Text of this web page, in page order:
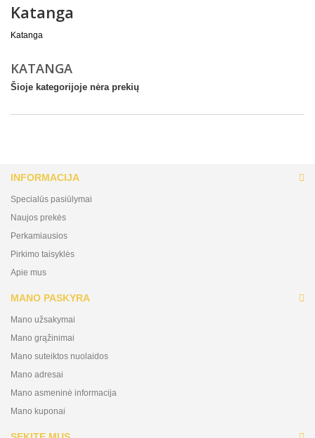
Katanga
Katanga
KATANGA
Šioje kategorijoje nėra prekių
INFORMACIJA
Specialūs pasiūlymai
Naujos prekės
Perkamiausios
Pirkimo taisyklės
Apie mus
MANO PASKYRA
Mano užsakymai
Mano grąžinimai
Mano suteiktos nuolaidos
Mano adresai
Mano asmeninė informacija
Mano kuponai